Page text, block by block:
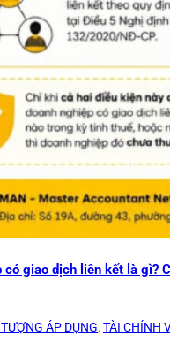
có giao dịch liên kết là
ÁP DỤNG,TÀI CHÍNH